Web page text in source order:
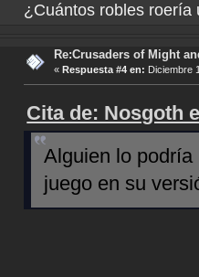
¿Cuántos robles roería
Re:Crusaders of Might
« Respuesta #4 en: Diciembre
Cita de: Nosgoth
Alguien lo
juego en su